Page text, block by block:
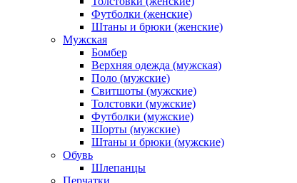
Футболки (женские)
Штаны и брюки (женские)
Мужская
Бомбер
Верхняя одежда (мужская)
Поло (мужские)
Свитшоты (мужские)
Толстовки (мужские)
Футболки (мужские)
Шорты (мужские)
Штаны и брюки (мужские)
Обувь
Шлепанцы
Перчатки